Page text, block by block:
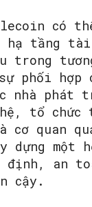
có
tầng tài
trong
phối hợp
nhà phát
tổ chức
cơ quan
dựng một
định, an
cậy.